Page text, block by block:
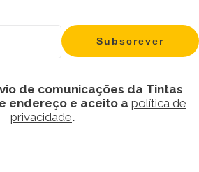
de comunicações da Tintas
endereço e aceito a política de
privacidade.